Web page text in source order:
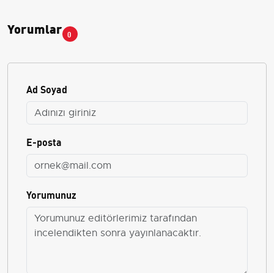
Yorumlar 0
Ad Soyad
E-posta
Yorumunuz